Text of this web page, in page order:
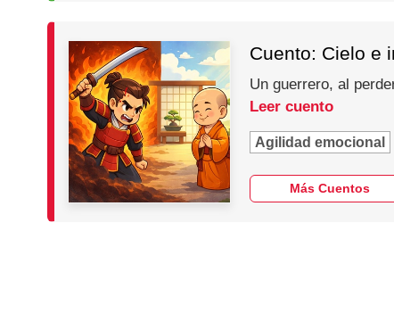
Cuento: Cielo e
Un guerrero, al
Leer cuento
Agilidad emocional
Más Cuentos